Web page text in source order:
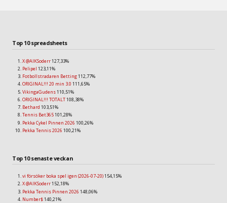
Top 10 spreadsheets
X @AIKSoderr127,33%
Pelipel 123,11%
Fotbollstradaren Betting112,77%
ORIGINAL!!! 20 min 3.0 111,65%
VikingaGudens110,51%
ORIGINAL!!! TOTALT108,38%
Bethard 103,51%
Tennis Bet365101,28%
Pekka Cykel Pinnen 2026 100,26%
Pekka Tennis 2026 100,21%
Top 10 senaste veckan
vi försöker boka spel igen (2026-07-20)154,15%
X @AIKSoderr152,18%
Pekka Tennis Pinnen 2026 148,06%
Number$140,21%